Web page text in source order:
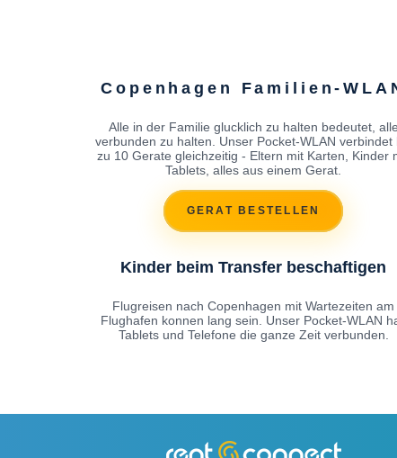
Copenhagen Familien-
Alle in der Familie glucklich zu halten bedeutet, alle
verbunden zu halten. Unser Pocket-WLAN verbindet
zu 10 Gerate gleichzeitig - Eltern mit Karten, Kinder
Tablets, alles aus einem Gerat.
GERAT BESTELLEN
Kinder beim Transfer beschaftigen
Flugreisen nach Copenhagen mit Wartezeiten am
Flughafen konnen lang sein. Unser Pocket-WLAN
Tablets und Telefone die ganze Zeit verbunden.